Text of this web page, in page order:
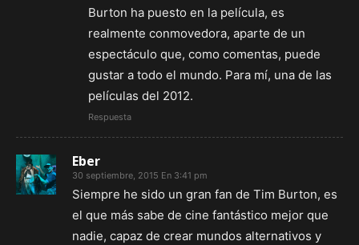
Burton ha puesto en la película, es
realmente conmovedora, aparte de un
espectáculo que, como comentas, puede
gustar a todo el mundo. Para mí, una de las
películas del 2012.
Respuesta
Eber
30 septiembre, 2015 En 3:41 pm
Siempre he sido un gran fan de Tim Burton, es
el que más sabe de cine fantástico mejor que
nadie, capaz de crear mundos alternativos y